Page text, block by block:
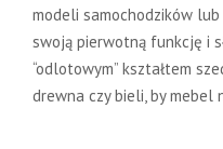
modeli samochodzików
swoją pierwotną funkcję i
“odlotowym” kształtem
drewna czy bieli, by mebel